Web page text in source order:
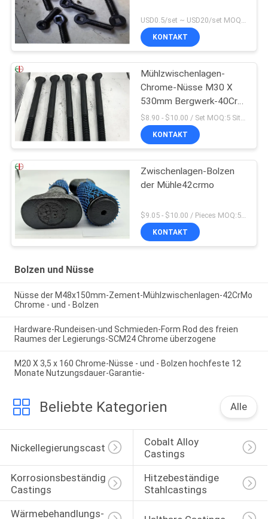
USD0.5/set ~ USD20/set MOQ:10 Sätze
KONTAKT
Mühlzwischenlagen-
Chrome-Nüsse M30 X
530mm Bergwerk-40Cr -
und - Bolzen Befestiger-
hohes Cr
KONTAKT
Zwischenlagen-Bolzen
der Mühle42crmo
KONTAKT
Bolzen und Nüsse
Nüsse der M48x150mm-Zement-Mühlzwischenlagen-42CrMo
Chrome - und - Bolzen
Hardware-Rundeisen-und Schmieden-Form Rod des freien
Raumes der Legierungs-SCM24 Chrome überzogene
M20 X 3,5 x 160 Chrome-Nüsse - und - Bolzen hochfeste 12
Monate Nutzungsdauer-Garantie-
Beliebte Kategorien Alle
Nickellegierungscasting
Cobalt Alloy
Castings
Korrosionsbeständige
Castings
Hitzebeständige
Stahlcastings
Wärmebehandlungs-